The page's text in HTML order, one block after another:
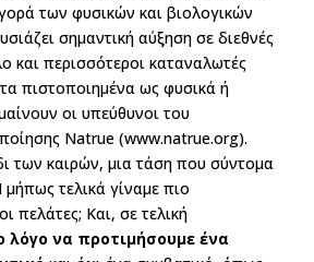
των φυσικών και βιολογικών
σημαντική αύξηση σε διεθνές
και περισσότεροι καταναλωτές
πιστοποιημένα ως φυσικά ή
οι υπεύθυνοι του
Natrue (www.natrue.org).
των καιρών, μια τάση που σύντομα
τελικά γίναμε πιο
πελάτες; Και, σε τελική
λόγο να προτιμήσουμε ένα